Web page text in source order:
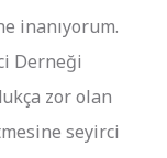
inanıyorum.
Derneği
zor olan
seyirci